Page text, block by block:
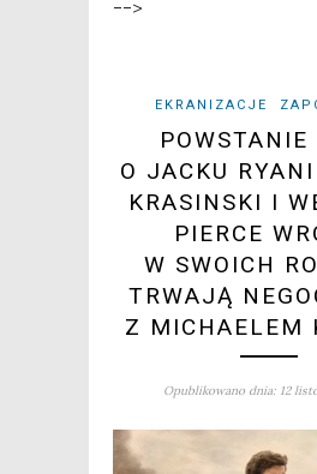
-->
EKRANIZACJE
O JACKU
KRASINSKI I
PIERCE
W SWOICH
TRWAJĄ
Z MICHAELEM
Opublikowano dnia: 12